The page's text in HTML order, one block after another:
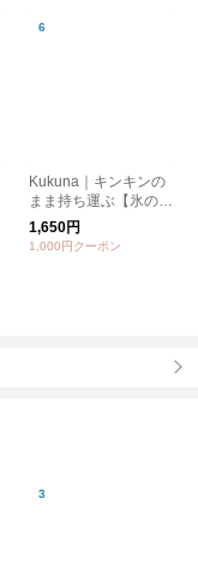
Kukuna｜キンキンの
まま持ち運ぶ【氷の
う】アイスパック保冷
剤 3wayスティックボ
1,650円
1,000円クーポン